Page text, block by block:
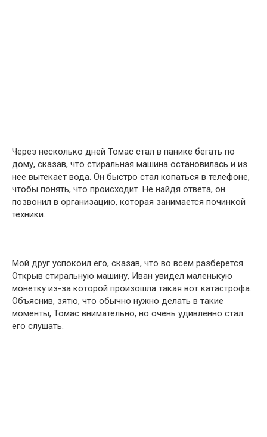
Через несколько дней Томас стал в панике бегать по
дому, сказав, что стиральная машина остановилась и из
нее вытекает вода. Он быстро стал копаться в телефоне,
чтобы понять, что происходит. Не найдя ответа, он
позвонил в организацию, которая занимается починкой
техники.
Мой друг успокоил его, сказав, что во всем разберется.
Открыв стиральную машину, Иван увидел маленькую
монетку из-за которой произошла такая вот катастрофа.
Объяснив, зятю, что обычно нужно делать в такие
моменты, Томас внимательно, но очень удивленно стал
его слушать.